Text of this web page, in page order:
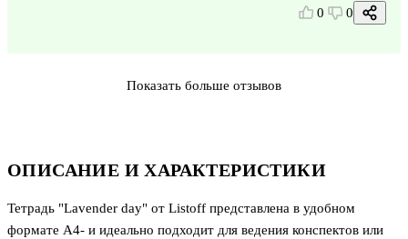
ОПИСАНИЕ И ХАРАКТЕРИСТИКИ
Тетрадь "Lavender day" от Listoff представлена в удобном
формате А4- и идеально подходит для ведения конспектов или
0 0
Показать больше отзывов